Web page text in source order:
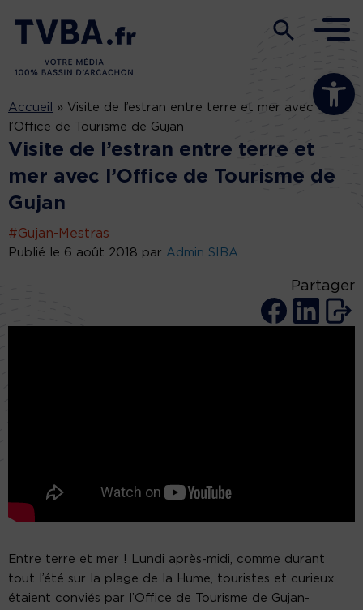
Ouvrir la
Accueil » Visite de l’estran entre terre et mer avec
l’Office de Tourisme de Gujan
Visite de l’estran entre terre et
mer avec l’Office de Tourisme de
Gujan
#Gujan-Mestras
Publié le 6 août 2018 par Admin SIBA
Partager
Entre terre et mer ! Lundi après-midi, comme durant
tout l’été sur la plage de la Hume, touristes et curieux
étaient conviés par l’Office de Tourisme de Gujan-